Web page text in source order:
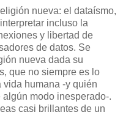
nueva: el dataísmo,
incluso la
y libertad de
de datos. Se
nueva dada su
que no siempre es lo
humana -y quién
modo inesperado-.
casi brillantes de un